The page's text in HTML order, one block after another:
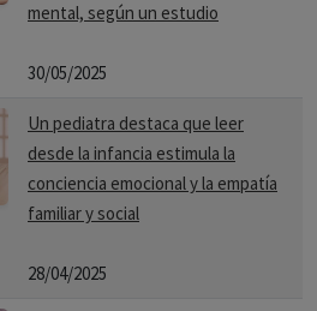
mental, según un estudio
30/05/2025
Un pediatra destaca que leer
desde la infancia estimula la
conciencia emocional y la empatía
familiar y social
28/04/2025